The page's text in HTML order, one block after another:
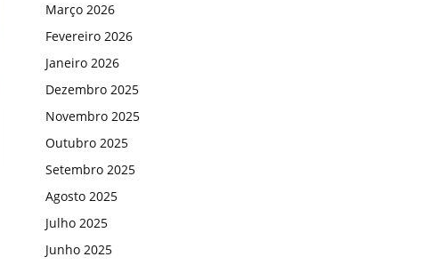
Março 2026
Fevereiro 2026
Janeiro 2026
Dezembro 2025
Novembro 2025
Outubro 2025
Setembro 2025
Agosto 2025
Julho 2025
Junho 2025